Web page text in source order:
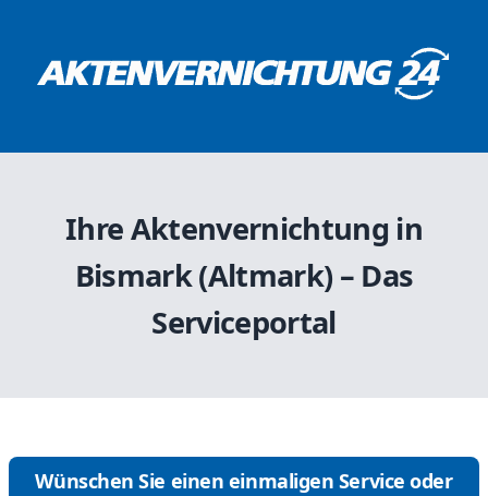
Ihre Aktenvernichtung in
Bismark (Altmark) – Das
Serviceportal
Wünschen Sie einen einmaligen Service oder